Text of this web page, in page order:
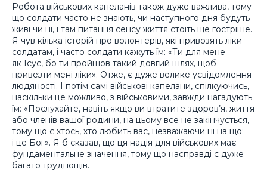
Робота військових капеланів також дуже важлива, тому
що солдати часто не знають, чи наступного дня будуть
живі чи ні, і там питання сенсу життя стоїть ще гостріше.
Я чув кілька історій про волонтерів, які привозять ліки
солдатам, і часто солдати кажуть їм: «Ти для мене
як Ісус, бо ти пройшов такий довгий шлях, щоб
привезти мені ліки». Отже, є дуже велике усвідомлення
людяності. І потім самі військові капелани, спілкуючись,
наскільки це можливо, з військовими, завжди нагадують
їм: «Послухайте, навіть якщо ви втратите здоров’я, життя
або членів вашої родини, на цьому все не закінчується,
тому що є хтось, хто любить вас, незважаючи ні на що:
і це Бог». Я б сказав, що ця надія для військових має
фундаментальне значення, тому що насправді є дуже
багато труднощів.